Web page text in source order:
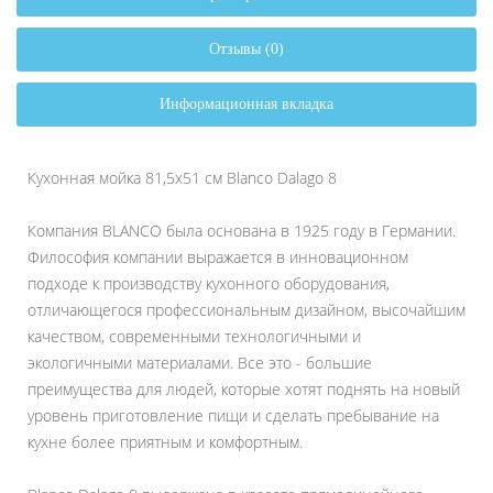
Отзывы (0)
Информационная вкладка
Кухонная мойка 81,5х51 см Blanco Dalago 8
Компания BLANCO была основана в 1925 году в Германии.
Философия компании выражается в инновационном
подходе к производству кухонного оборудования,
отличающегося профессиональным дизайном, высочайшим
качеством, современными технологичными и
экологичными материалами. Все это - большие
преимущества для людей, которые хотят поднять на новый
уровень приготовление пищи и сделать пребывание на
кухне более приятным и комфортным.